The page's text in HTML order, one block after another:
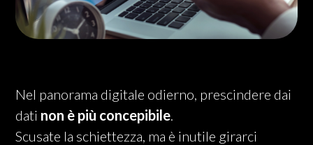
Nel panorama digitale odierno, prescindere dai
dati non è più concepibile
Scusate la schiettezza, ma è inutile girarci